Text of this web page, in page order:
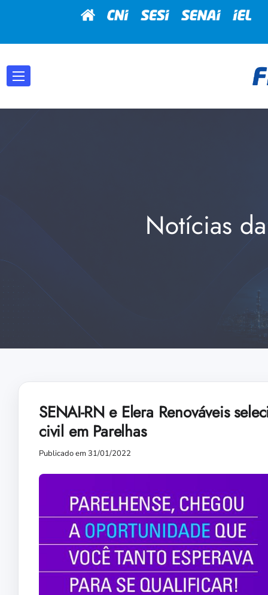
Notícias
SENAI-RN e Elera Renováveis
civil em Parelhas
Publicado em 31/01/2022